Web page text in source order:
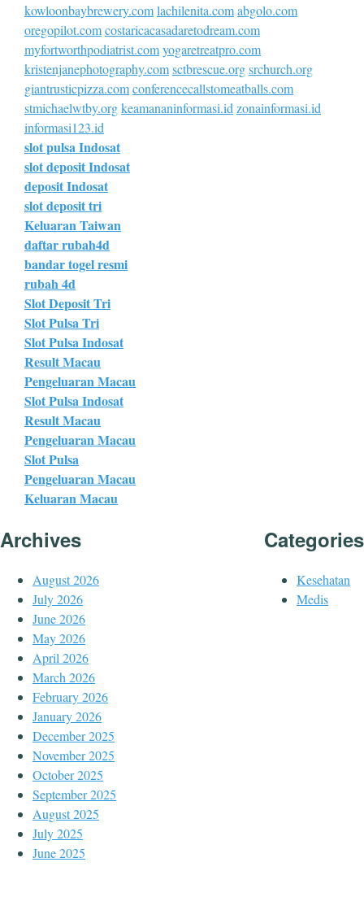
kowloonbaybrewery.comlachilenita.comabgolo.com
oregopilot.comcostaricacasadaretodream.com
myfortworthpodiatrist.comyogaretreatpro.com
kristenjanephotography.comsctbrescue.orgsrchurch.org
giantrusticpizza.comconferencecallstomeatballs.com
stmichaelwtby.orgkeamananinformasi.id zonainformasi.id
informasi123.id
slot pulsa Indosat
slot deposit Indosat
deposit Indosat
slot deposit tri
Keluaran Taiwan
daftar rubah4d
bandar togel resmi
rubah 4d
Slot Deposit Tri
Slot Pulsa Tri
Slot Pulsa Indosat
Result Macau
Pengeluaran Macau
Slot Pulsa Indosat
Result Macau
Pengeluaran Macau
Slot Pulsa
Pengeluaran Macau
Keluaran Macau
Archives
August 2026
July 2026
June 2026
May 2026
April 2026
March 2026
February 2026
January 2026
December 2025
November 2025
October 2025
September 2025
August 2025
July 2025
June 2025
Categories
Kesehatan
Medis